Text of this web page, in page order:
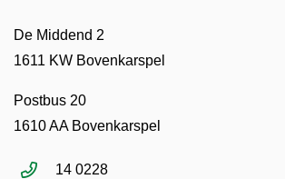
De Middend 2
1611 KW Bovenkarspel
Postbus 20
1610 AA Bovenkarspel
14 0228